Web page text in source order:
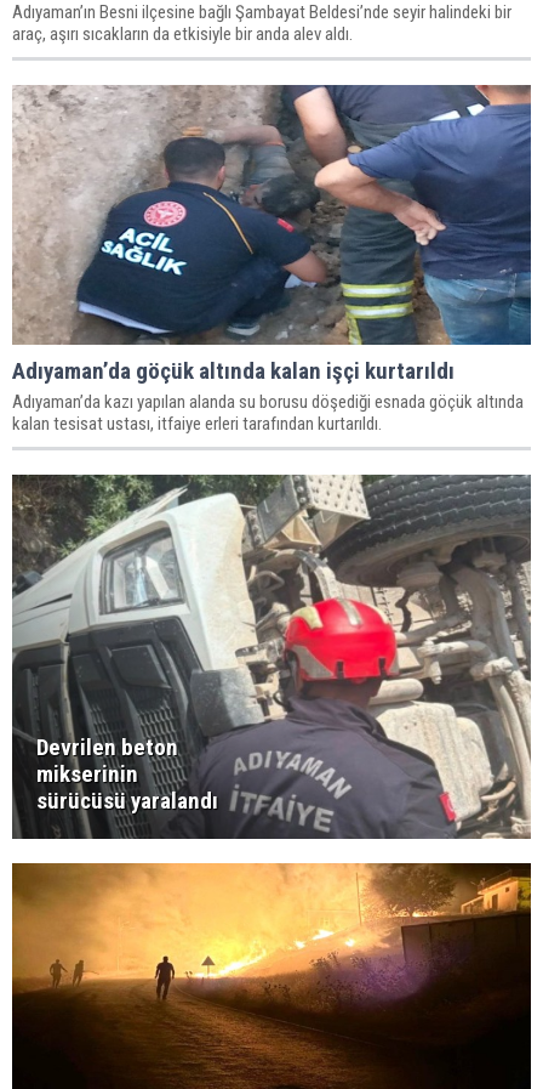
Adıyaman’ın Besni ilçesine bağlı Şambayat Beldesi’nde seyir halindeki bir
araç, aşırı sıcakların da etkisiyle bir anda alev aldı.
Adıyaman’da göçük altında kalan işçi kurtarıldı
Adıyaman’da kazı yapılan alanda su borusu döşediği esnada göçük altında
kalan tesisat ustası, itfaiye erleri tarafından kurtarıldı.
Devrilen beton
mikserinin
sürücüsü yaralandı